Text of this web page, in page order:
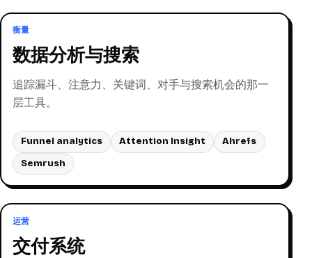
衡量
数据分析与搜索
追踪漏斗、注意力、关键词、对手与搜索机会的那一
层工具。
Funnel analytics Attention Insight
Ahrefs
Semrush
运营
交付系统